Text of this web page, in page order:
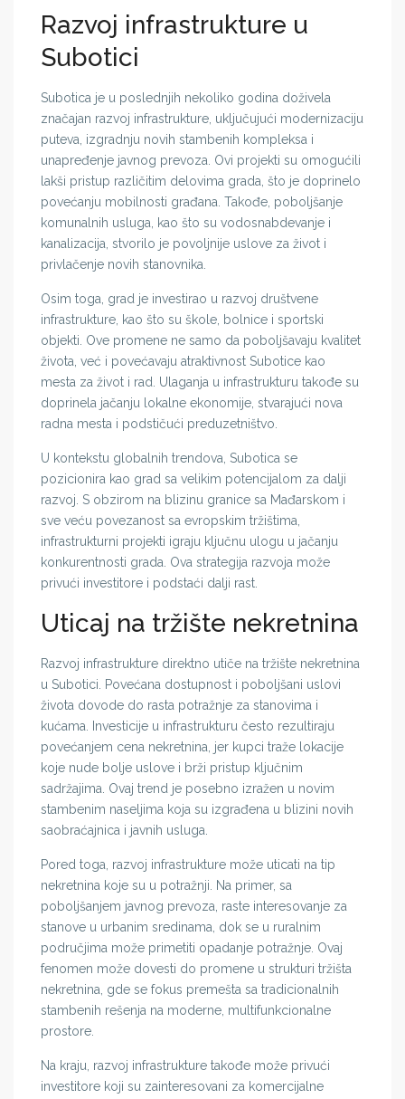
Razvoj infrastrukture u
Subotici
Subotica je u poslednjih nekoliko godina doživela
značajan razvoj infrastrukture, uključujući modernizaciju
puteva, izgradnju novih stambenih kompleksa i
unapređenje javnog prevoza. Ovi projekti su omogućili
lakši pristup različitim delovima grada, što je doprinelo
povećanju mobilnosti građana. Takođe, poboljšanje
komunalnih usluga, kao što su vodosnabdevanje i
kanalizacija, stvorilo je povoljnije uslove za život i
privlačenje novih stanovnika.
Osim toga, grad je investirao u razvoj društvene
infrastrukture, kao što su škole, bolnice i sportski
objekti. Ove promene ne samo da poboljšavaju kvalitet
života, već i povećavaju atraktivnost Subotice kao
mesta za život i rad. Ulaganja u infrastrukturu takođe su
doprinela jačanju lokalne ekonomije, stvarajući nova
radna mesta i podstičući preduzetništvo.
U kontekstu globalnih trendova, Subotica se
pozicionira kao grad sa velikim potencijalom za dalji
razvoj. S obzirom na blizinu granice sa Mađarskom i
sve veću povezanost sa evropskim tržištima,
infrastrukturni projekti igraju ključnu ulogu u jačanju
konkurentnosti grada. Ova strategija razvoja može
privući investitore i podstaći dalji rast.
Uticaj na tržište nekretnina
Razvoj infrastrukture direktno utiče na tržište nekretnina
u Subotici. Povećana dostupnost i poboljšani uslovi
života dovode do rasta potražnje za stanovima i
kućama. Investicije u infrastrukturu često rezultiraju
povećanjem cena nekretnina, jer kupci traže lokacije
koje nude bolje uslove i brži pristup ključnim
sadržajima. Ovaj trend je posebno izražen u novim
stambenim naseljima koja su izgrađena u blizini novih
saobraćajnica i javnih usluga.
Pored toga, razvoj infrastrukture može uticati na tip
nekretnina koje su u potražnji. Na primer, sa
poboljšanjem javnog prevoza, raste interesovanje za
stanove u urbanim sredinama, dok se u ruralnim
područjima može primetiti opadanje potražnje. Ovaj
fenomen može dovesti do promene u strukturi tržišta
nekretnina, gde se fokus premešta sa tradicionalnih
stambenih rešenja na moderne, multifunkcionalne
prostore.
Na kraju, razvoj infrastrukture takođe može privući
investitore koji su zainteresovani za komercijalne